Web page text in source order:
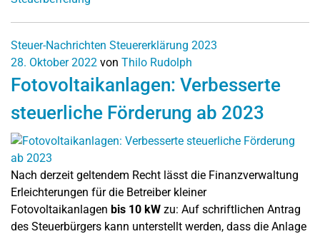
Steuer-Nachrichten Steuererklärung 2023
28. Oktober 2022 von Thilo Rudolph
Fotovoltaikanlagen: Verbesserte
steuerliche Förderung ab 2023
Nach derzeit geltendem Recht lässt die Finanzverwaltung
Erleichterungen für die Betreiber kleiner
Fotovoltaikanlagen bis 10 kW zu: Auf schriftlichen Antrag
des Steuerbürgers kann unterstellt werden, dass die Anlage